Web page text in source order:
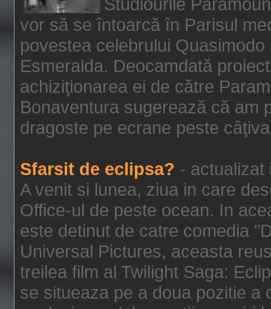
vor să se întoarcă în Parisul
povestea celebrului
Esmeralda. Deocamdată
achiziţionarea ei de către
Bonaventura sugerează că am
dragoste pe ecrane peste
Sfarsit de eclipsa? - actualizat
A venit si lunea, ziua in care
Office-ul de peste ocean. In
este detinut de catre comedia
Universal Pictures, aceasta
treilea film al Twilight Saga:
se situeaza pe a doua pozitie a